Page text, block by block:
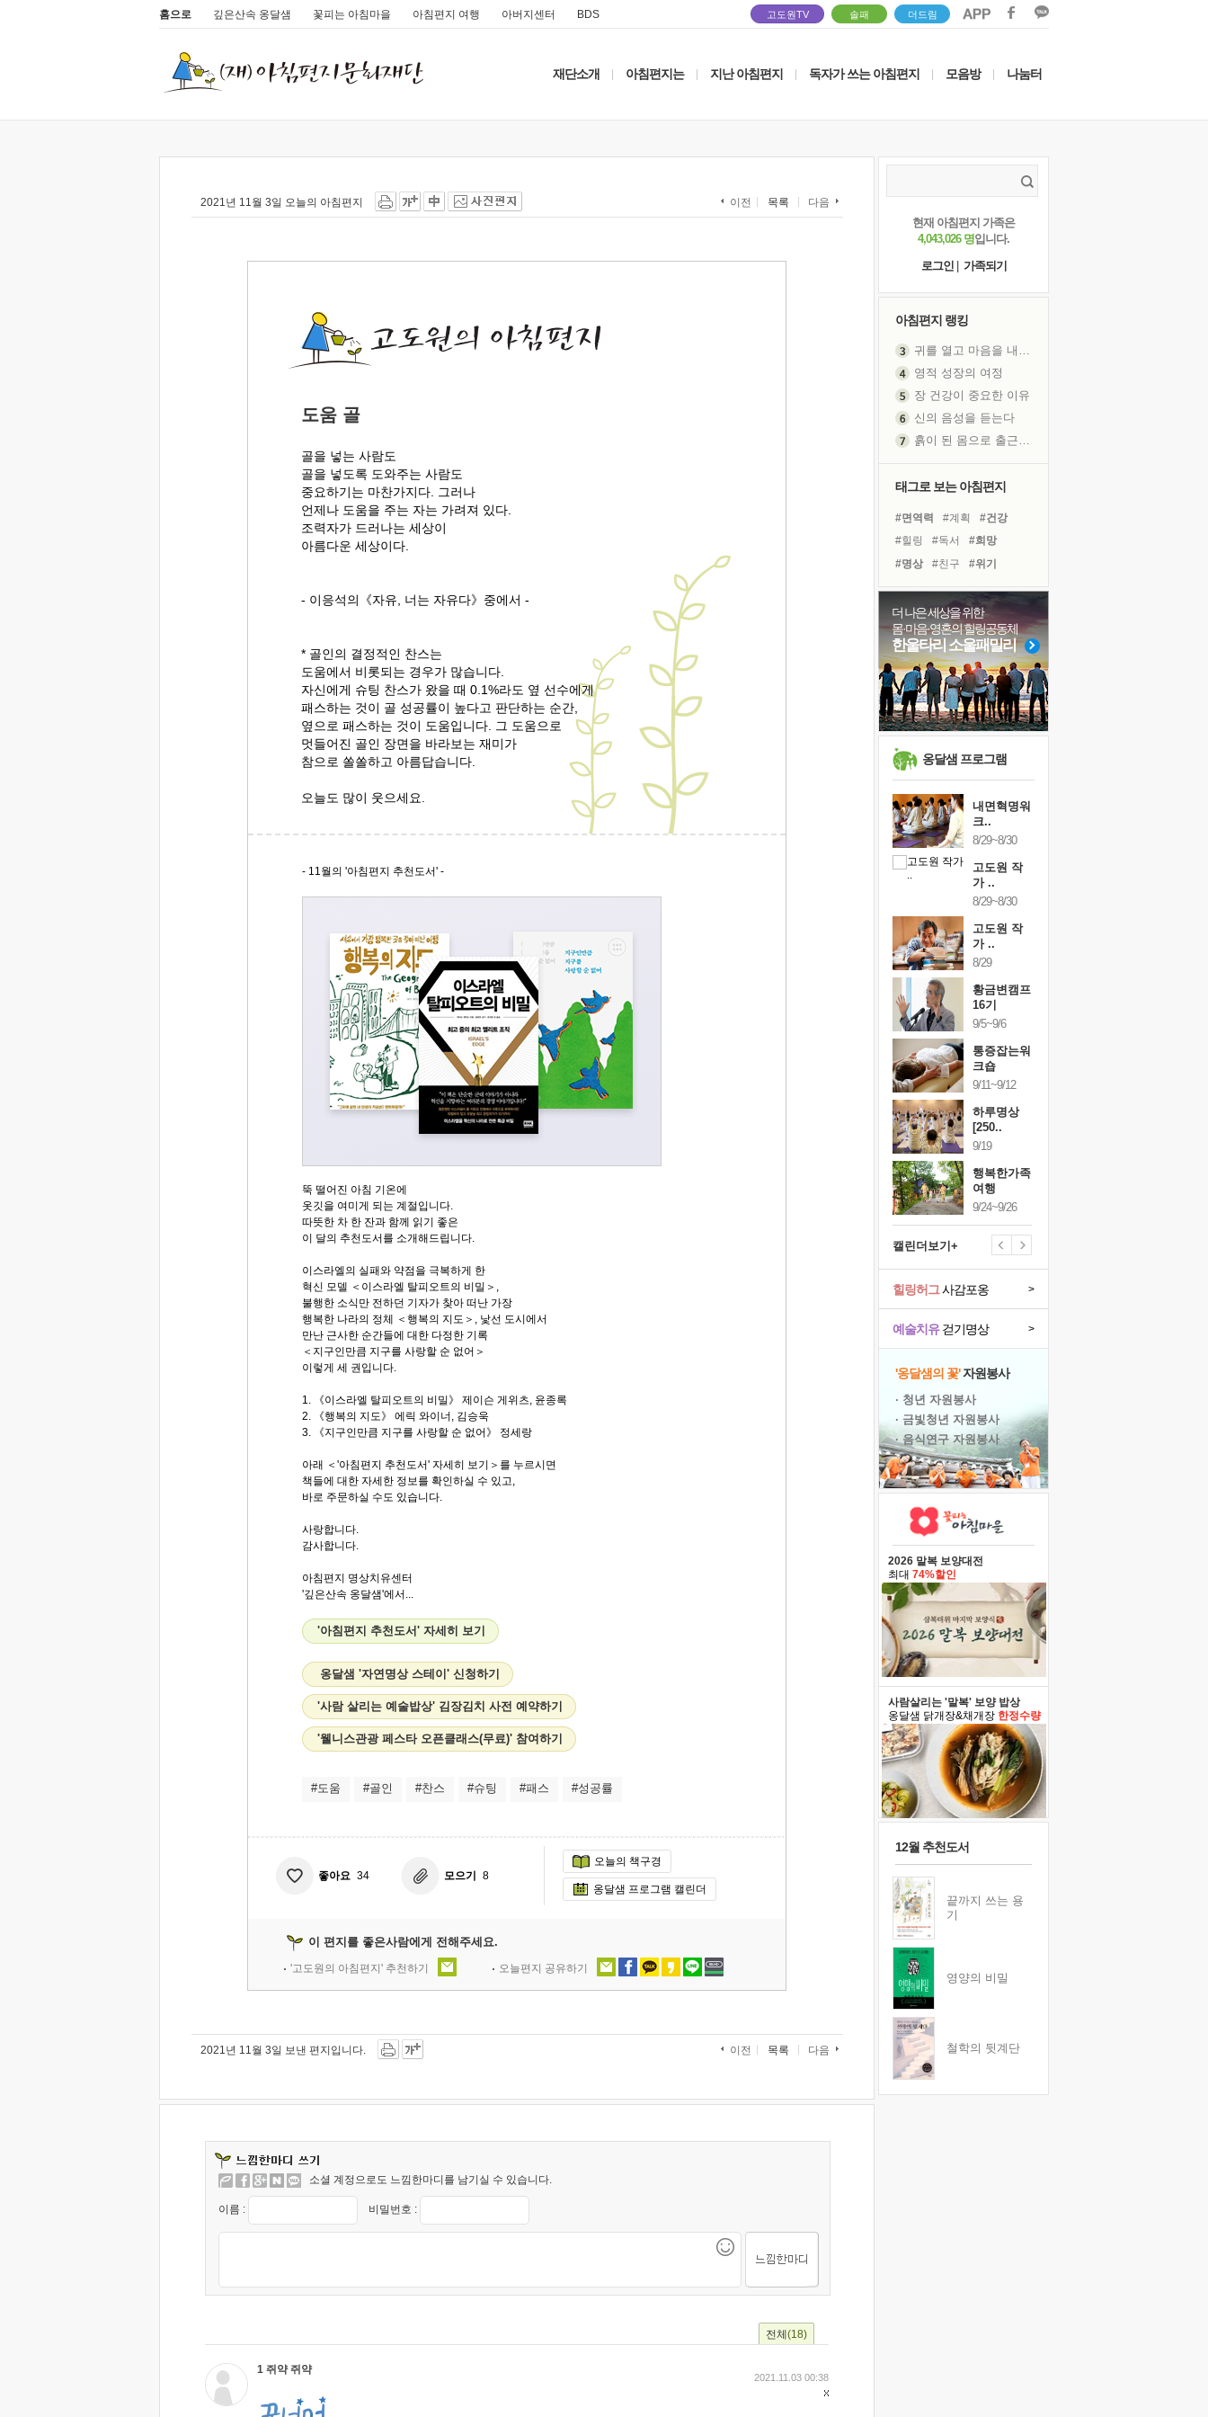
홈으로 깊은산속 옹달샘 꽃피는 아침마을 아침편지 여행 아버지센터 BDS 고도원TV 솔패 더드림
재단소개 아침편지는 지난 아침편지 독자가 쓰는 아침편지 모음방 나눔터
2021년 11월 3일 오늘의 아침편지 이전 목록 다음
도움 골
골을 넣는 사람도
골을 넣도록 도와주는 사람도
중요하기는 마찬가지다. 그러나
언제나 도움을 주는 자는 가려져 있다.
조력자가 드러나는 세상이
아름다운 세상이다.
- 이응석의《자유, 너는 자유다》중에서 -
* 골인의 결정적인 찬스는
도움에서 비롯되는 경우가 많습니다.
자신에게 슈팅 찬스가 왔을 때 0.1%라도 옆 선수에게
패스하는 것이 골 성공률이 높다고 판단하는 순간,
옆으로 패스하는 것이 도움입니다. 그 도움으로
멋들어진 골인 장면을 바라보는 재미가
참으로 쏠쏠하고 아름답습니다.
오늘도 많이 웃으세요.
- 11월의 '아침편지 추천도서' -
뚝 떨어진 아침 기온에
옷깃을 여미게 되는 계절입니다.
따뜻한 차 한 잔과 함께 읽기 좋은
이 달의 추천도서를 소개해드립니다.
이스라엘의 실패와 약점을 극복하게 한
혁신 모델 ＜이스라엘 탈피오트의 비밀＞,
불행한 소식만 전하던 기자가 찾아 떠난 가장
행복한 나라의 정체 ＜행복의 지도＞, 낯선 도시에서
만난 근사한 순간들에 대한 다정한 기록
＜지구인만큼 지구를 사랑할 순 없어＞
이렇게 세 권입니다.
1. 《이스라엘 탈피오트의 비밀》 제이슨 게위츠, 윤종록
2. 《행복의 지도》 에릭 와이너, 김승욱
3. 《지구인만큼 지구를 사랑할 순 없어》 정세랑
아래 ＜'아침편지 추천도서' 자세히 보기＞를 누르시면
책들에 대한 자세한 정보를 확인하실 수 있고,
바로 주문하실 수도 있습니다.
사랑합니다.
감사합니다.
아침편지 명상치유센터
'깊은산속 옹달샘'에서...
'아침편지 추천도서' 자세히 보기
옹달샘 '자연명상 스테이' 신청하기
'사람 살리는 예술밥상' 김장김치 사전 예약하기
'웰니스관광 페스타 오픈클래스(무료)' 참여하기
#도움 #골인 #찬스 #슈팅 #패스 #성공률
좋아요 34 모으기 8
오늘의 책구경
옹달샘 프로그램 캘린더
이 편지를 좋은사람에게 전해주세요.
'고도원의 아침편지' 추천하기 오늘편지 공유하기
2021년 11월 3일 보낸 편지입니다. 이전 목록 다음
소셜 계정으로도 느낌한마디를 남기실 수 있습니다.
이름 : 비밀번호 :
전체 (18)
1 쥐약 쥐약
2021.11.03 00:38
현재 아침편지 가족은
4,043,026 명입니다.
로그인
가족되기
아침편지 랭킹
영적 성장의 여정
장 건강이 중요한 이유
신의 음성을 듣는다
극과 극의 양 끝단
아픈 아버지를 위한 공간 설계
슬럼프
보고 싶은 어머니
유년 시절의 부산 영도 바다
못된 꼰대들
희망이란
'모른다'는 것
귀를 열고 마음을 내어주고
태그로 보는 아침편지
#면역력 #계획
#건강
#힐링
#독서
#희망
#명상
#친구
#위기
#바이러스
#아이들
#삶
#나눔
#사람
#도움
#경험
#유튜브
#독서캠프
#극복
#선택
#다짐
#링컨학교
더 나은 세상을 위한
몸·마음·영혼의 힐링공동체
한울타리 소울패밀리
옹달샘 프로그램
내면혁명워
크..
8/29~8/30
고도원 작
가 ..
8/29~8/30
고도원 작
가 ..
8/29
황금변캠프
16기
9/5~9/6
통증잡는워
크숍
9/11~9/12
하루명상
[250..
9/19
행복한가족
여행
9/24~9/26
캘린더보기+
예술치유걷기명상 >
힐링허그사감포옹 >
'옹달샘의 꽃'자원봉사
· 청년 자원봉사
· 금빛청년 자원봉사
· 음식연구 자원봉사
2026 말복 보양대전
최대 74%할인
사람살리는 '말복' 보양 밥상
옹달샘 닭개장&채개장 한정수량
12월 추천도서
끝까지 쓰는 용
기
영양의 비밀
철학의 뒷계단